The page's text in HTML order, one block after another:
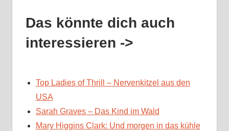
Das könnte dich auch
interessieren ->
Top Ladies of Thrill – Nervenkitzel aus den
USA
Sarah Graves – Das Kind im Wald
Mary Higgins Clark: Und morgen in das kühle